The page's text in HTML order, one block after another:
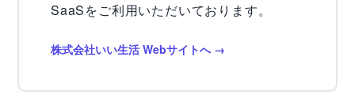
SaaSをご利用いただいております。
株式会社いい生活 Webサイトへ